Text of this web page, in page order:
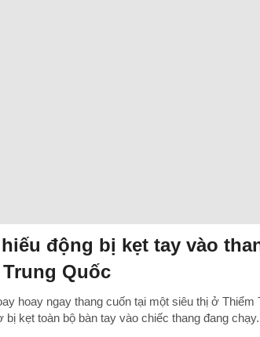
động bị kẹt tay vào
Quốc
hoay ngay thang cuốn tại một siêu thị ở Thiểm
bị kẹt toàn bộ bàn tay vào chiếc thang đang chạy.